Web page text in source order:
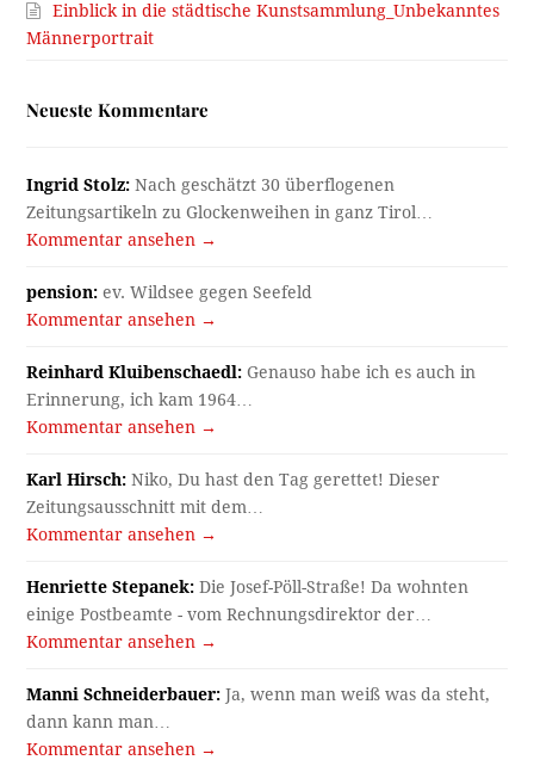
Einblick in die städtische Kunstsammlung_Unbekanntes
Männerportrait
Neueste Kommentare
Ingrid Stolz: Nach geschätzt 30 überflogenen
Zeitungsartikeln zu Glockenweihen in ganz Tirol…
Kommentar ansehen →
pension: ev. Wildsee gegen Seefeld
Kommentar ansehen →
Reinhard Kluibenschaedl: Genauso habe ich es auch in
Erinnerung, ich kam 1964…
Kommentar ansehen →
Karl Hirsch: Niko, Du hast den Tag gerettet! Dieser
Zeitungsausschnitt mit dem…
Kommentar ansehen →
Henriette Stepanek: Die Josef-Pöll-Straße! Da wohnten
einige Postbeamte - vom Rechnungsdirektor der…
Kommentar ansehen →
Manni Schneiderbauer: Ja, wenn man weiß was da steht,
dann kann man…
Kommentar ansehen →